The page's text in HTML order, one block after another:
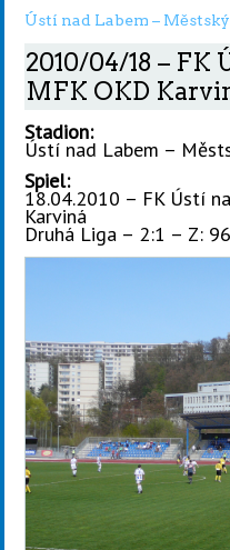
Ústí nad Labem –
2010/04/18 – FK
MFK OKD
Stadion:
Ústí nad Labem –
Spiel:
18.04.2010 – FK Ústí
Karviná
Druhá Liga – 2:1 – Z: